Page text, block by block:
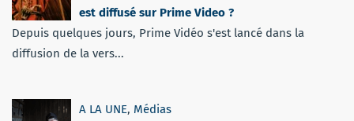
est diffusé sur Prime Video ?
Depuis quelques jours, Prime Vidéo s'est lancé dans la
diffusion de la vers...
A LA UNE, Médias